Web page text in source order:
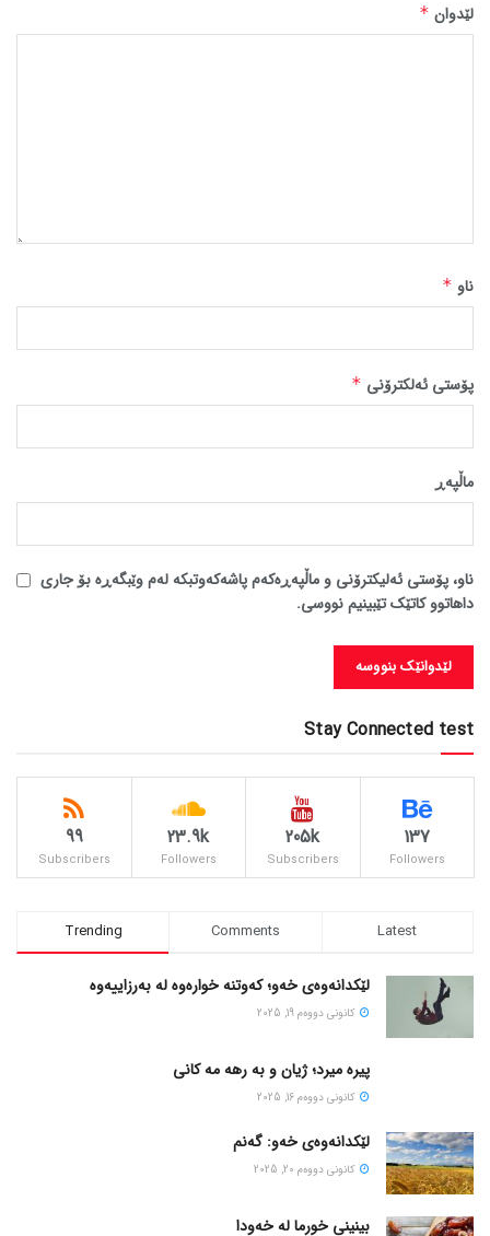
لێدوان *
ناو *
پۆستی ئەلکترۆنی *
ماڵپه‌ڕ
ناو، پۆستی ئەلیکترۆنی و ماڵپەڕەکەم پاشەکەوتبکە لەم وێبگەڕە بۆ جاری
داهاتوو کاتێک تێبینیم نووسی.
Stay Connected test
137
Followers
205k
Subscribers
23.9k
Followers
99
Subscribers
Trending Comments Latest
لێکدانەوەی خەو؛ کەوتنە خوارەوە لە بەرزاییەوە
كانونی دووه‌م 19, 2025
پیره میرد؛ ژیان و به رهه مه کانی
كانونی دووه‌م 16, 2025
لێکدانەوەی خەو: گەنم
كانونی دووه‌م 20, 2025
بینینی خورما لە خەودا